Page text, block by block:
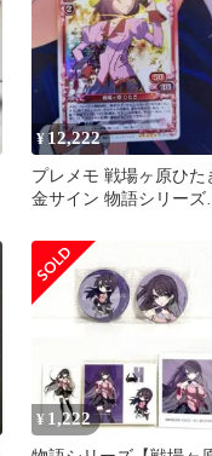
¥ 12,222
プレメモ 戦場ヶ原ひた
金サイン 物語シリーズ
¥ 1,222